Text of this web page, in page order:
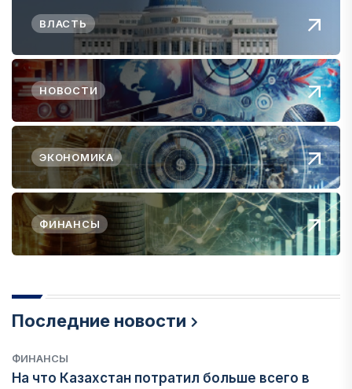
ВЛАСТЬ
НОВОСТИ
ЭКОНОМИКА
ФИНАНСЫ
Последние новости
ФИНАНСЫ
На что Казахстан потратил больше всего в